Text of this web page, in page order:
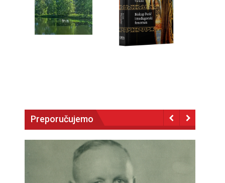
Preporučujemo